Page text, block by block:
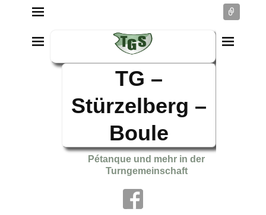
TG –
Stürzelberg –
Boule
Pétanque und mehr in der
Turngemeinschaft